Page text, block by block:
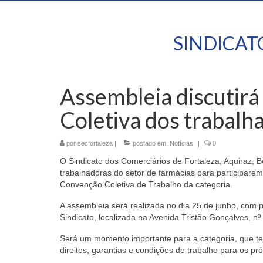
Assembleia
Coletiva dos
por secfortaleza | postado em: Notícias | 0
O Sindicato dos Comerciários de Fortaleza, Aquiraz,
trabalhadoras do setor de farmácias para
Convenção Coletiva de Trabalho da categoria.
A assembleia será realizada no dia 25 de junho,
Sindicato, localizada na Avenida Tristão Gonçalves,
Será um momento importante para a categoria, que
direitos, garantias e condições de trabalho para os